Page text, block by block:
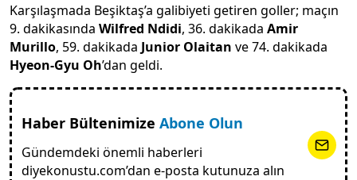
Karşılaşmada Beşiktaş’a galibiyeti getiren goller; maçın
9. dakikasında Wilfred Ndidi, 36. dakikada Amir
Murillo, 59. dakikada Junior Olaitan ve 74. dakikada
Hyeon-Gyu Oh’dan geldi.
Haber Bültenimize Abone Olun
Gündemdeki önemli haberleri
diyekonustu.com’dan e-posta kutunuza alın